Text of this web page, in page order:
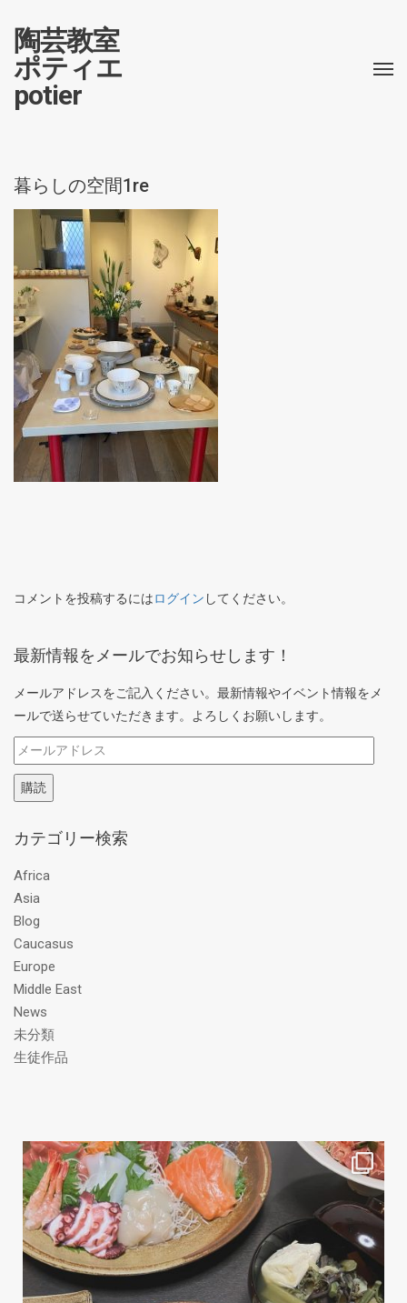
陶芸教室
ポティエ
potier
暮らしの空間1re
コメントを投稿するにはログイン してください。
最新情報をメールでお知らせします！
メールアドレスをご記入ください。最新情報やイベント情報をメ
ールで送らせていただきます。よろしくお願いします。
メ
ー
ル
ド
ス
購読
カテゴリー検索
Africa
Asia
Blog
Caucasus
Europe
Middle East
News
未分類
生徒作品